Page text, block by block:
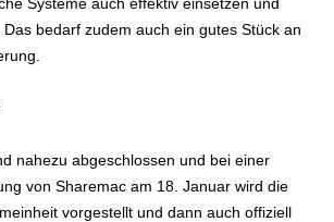
bedarf zudem auch ein gutes Stück an
nahezu abgeschlossen und bei einer
von Sharemac am 18. Januar wird die
vorgestellt und dann auch offiziell